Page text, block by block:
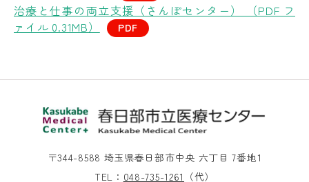
治療と仕事の両立支援（さんぽセンター） （PDF フ
ァイル 0.31MB）
〒344-8588 埼玉県春日部市中央 六丁目 7番地1
TEL： 048-735-1261 （代）